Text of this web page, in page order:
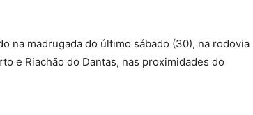
na madrugada do último sábado (30), na rodovia
e Riachão do Dantas, nas proximidades do